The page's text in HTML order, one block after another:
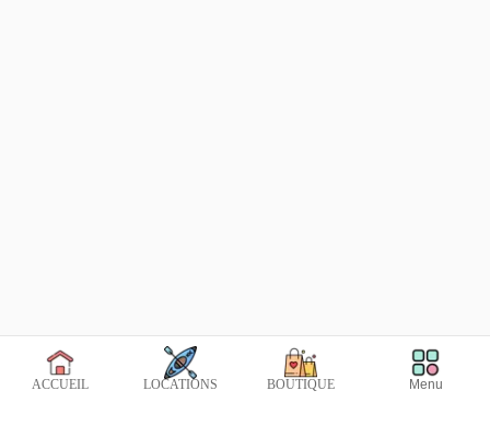
ACCUEIL LOCATIONS BOUTIQUE Menu